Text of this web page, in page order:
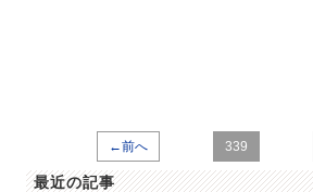
←前へ 339
最近の記事